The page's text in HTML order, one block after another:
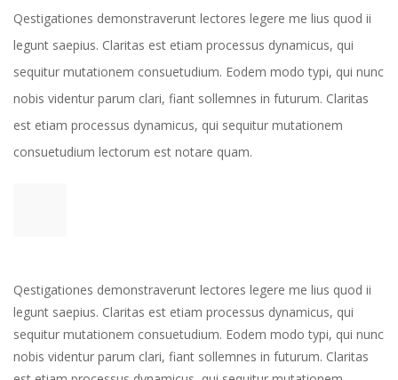
Qestigationes demonstraverunt lectores legere me lius quod ii
legunt saepius. Claritas est etiam processus dynamicus, qui
equitur mutationem consuetudium. Eodem modo typi, qui nunc
nobis videntur parum clari, fiant sollemnes in futurum. Claritas
est etiam processus dynamicus, qui sequitur mutationem
consuetudium lectorum est notare quam.
Qestigationes demonstraverunt lectores legere me lius quod ii
legunt saepius. Claritas est etiam processus dynamicus, qui
equitur mutationem consuetudium. Eodem modo typi, qui nunc
nobis videntur parum clari, fiant sollemnes in futurum. Claritas